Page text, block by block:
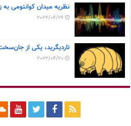
نظریه میدان کوانتومی به
2022/04/26
تاردیگرید، یکی از
2022/04/20